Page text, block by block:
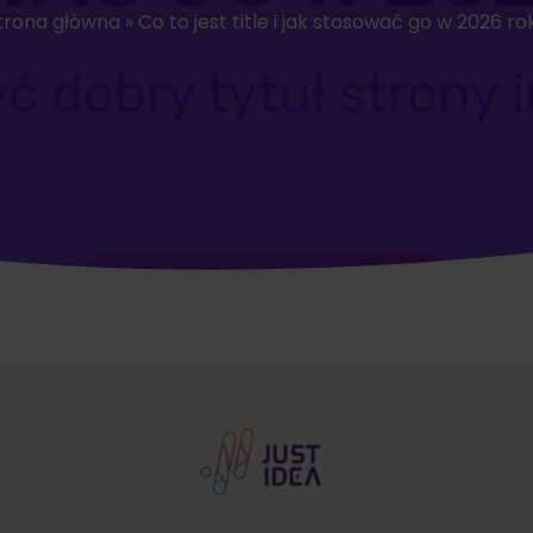
główna » Co to jest title i jak stosować go w 2026